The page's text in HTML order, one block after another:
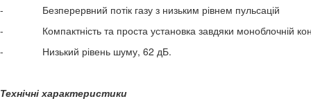
- Безперервний потік газу з низьким рівнем пульсацій
- Компактність та проста установка завдяки моноблочній
- Низький рівень шуму, 62 дБ.
Технічні характеристики